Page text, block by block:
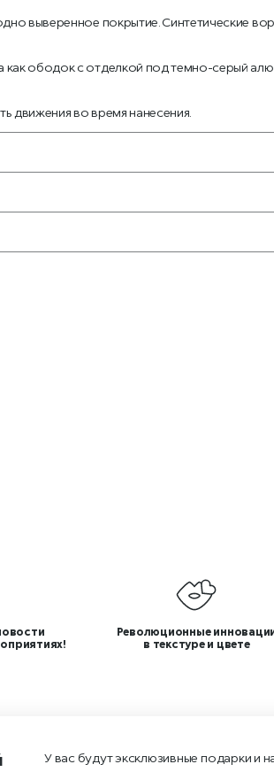
выверенное покрытие. Синтетические
ободок с отделкой под темно-серый
движения во время нанесения.
Революционные
в текстуре и цвете
У вас будут эксклюзивные подарки и